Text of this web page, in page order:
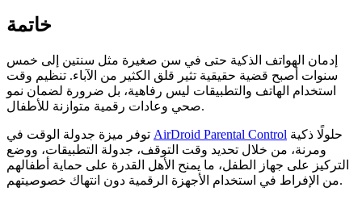
خاتمة
إدمان الهواتف الذكية حتى في سن صغيرة مثل سنتين إلى خمس
سنوات أصبح قضية حقيقية تثير قلق الكثير من الآباء. تنظيم وقت
استخدام الهاتف والتطبيقات ليس رفاهية، بل ضرورة لضمان نمو
صحي وعادات رقمية متوازنة للأطفال.
AirDroid Parental Control
ومرنة، من خلال تحديد وقت التوقف، جدولة التطبيقات، ووضع
التركيز على جهاز الطفل، ما يمنح الأهل القدرة على حماية أطفالهم
من الإفراط في استخدام الأجهزة الرقمية دون انتهاك خصوصيتهم.